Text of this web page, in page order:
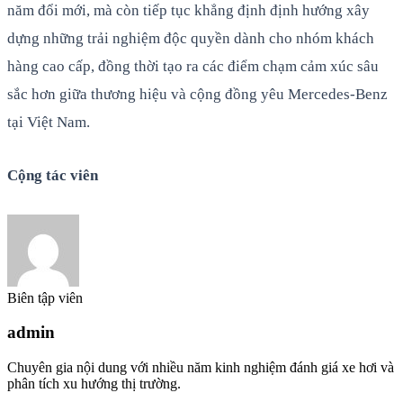
năm đổi mới, mà còn tiếp tục khẳng định định hướng xây
dựng những trải nghiệm độc quyền dành cho nhóm khách
hàng cao cấp, đồng thời tạo ra các điểm chạm cảm xúc sâu
sắc hơn giữa thương hiệu và cộng đồng yêu Mercedes-Benz
tại Việt Nam.
Cộng tác viên
Biên tập viên
admin
Chuyên gia nội dung với nhiều năm kinh nghiệm đánh giá xe hơi và
phân tích xu hướng thị trường.